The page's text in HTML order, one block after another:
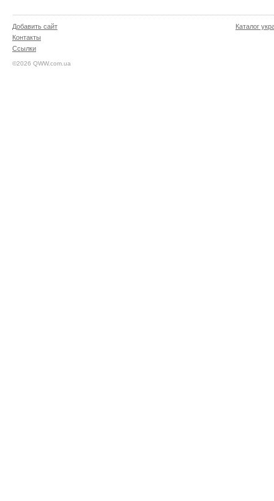
Добавить сайт
Контакты
Ссылки
©2026 QWW.com.ua
Каталог